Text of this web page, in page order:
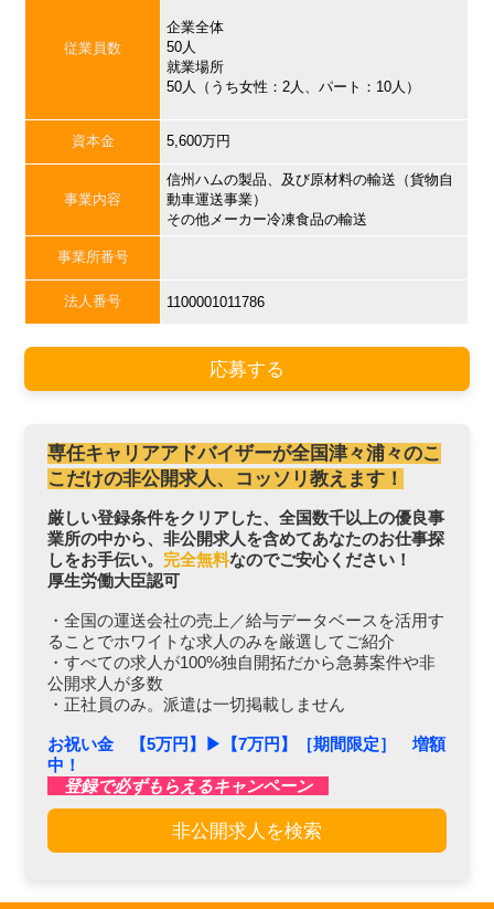
従業員数
企業全体
50人
就業場所
50人（うち女性：2人、パート：10人）
資本金 5,600万円
事業内容
信州ハムの製品、及び原材料の輸送（貨物自
動車運送事業）
その他メーカー冷凍食品の輸送
事業所番号
法人番号 1100001011786
応募する
専任キャリアアドバイザーが全国津々浦々のこ
こだけの非公開求人、コッソリ教えます！
厳しい登録条件をクリアした、全国数千以上の優良事
業所の中から、非公開求人を含めてあなたのお仕事探
しをお手伝い。 完全無料なのでご安心ください！
厚生労働大臣認可
・全国の運送会社の売上／給与データベースを活用す
ることでホワイトな求人のみを厳選してご紹介
・すべての求人が100%独自開拓だから急募案件や非
公開求人が多数
・正社員のみ。派遣は一切掲載しません
お祝い金 【5万円】▶︎【7万円】［期間限定］ 増額
中！
登録で必ずもらえるキャンペーン
非公開求人を検索